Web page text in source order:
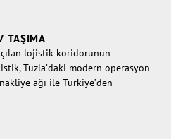
TAŞIMA
lojistik koridorunun
Tuzla’daki modern operasyon
ağı ile Türkiye’den